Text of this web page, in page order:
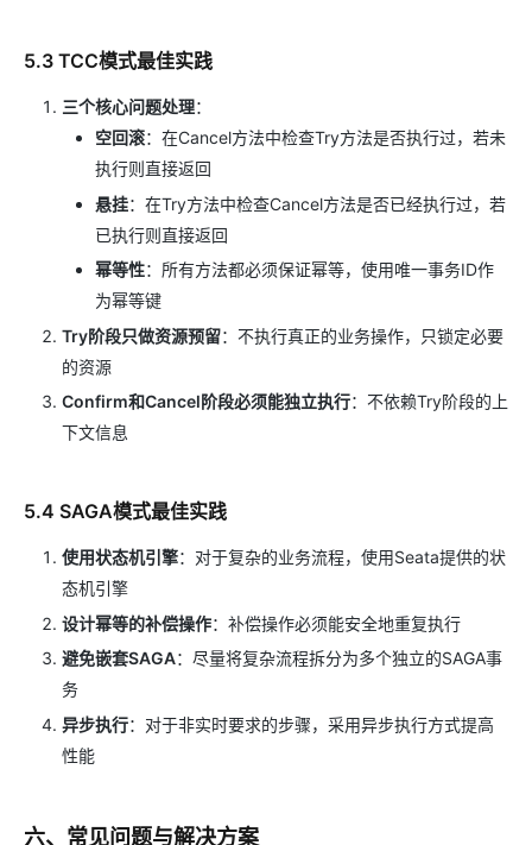
5.3 TCC模式最佳实践
三个核心问题处理：
空回滚：在Cancel方法中检查Try方法是否执行过，若未
执行则直接返回
悬挂：在Try方法中检查Cancel方法是否已经执行过，若
已执行则直接返回
幂等性：所有方法都必须保证幂等，使用唯一事务ID作
为幂等键
Try阶段只做资源预留：不执行真正的业务操作，只锁定必要
的资源
Confirm和Cancel阶段必须能独立执行：不依赖Try阶段的上
下文信息
5.4 SAGA模式最佳实践
使用状态机引擎：对于复杂的业务流程，使用Seata提供的状
态机引擎
设计幂等的补偿操作：补偿操作必须能安全地重复执行
避免嵌套SAGA：尽量将复杂流程拆分为多个独立的SAGA事
务
异步执行：对于非实时要求的步骤，采用异步执行方式提高
性能
六、常见问题与解决方案